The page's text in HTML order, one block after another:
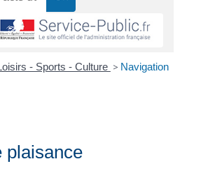
- Sports - Culture > Navigation
plaisance